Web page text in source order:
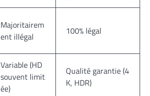
Majoritairem
ent illégal
100% légal
Variable (HD
souvent limit
ée)
Qualité garantie (4
K, HDR)